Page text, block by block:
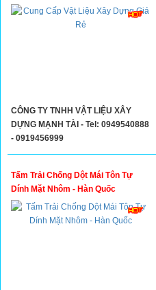
CÔNG TY TNHH VẬT LIỆU XÂY
DỰNG MẠNH TÀI - Tel: 0949540888
- 0919456999
Tấm Trải Chống Dột Mái Tôn Tự
Dính Mặt Nhôm - Hàn Quốc